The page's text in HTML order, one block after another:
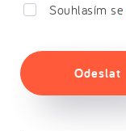
Souhlasím se
Odeslat